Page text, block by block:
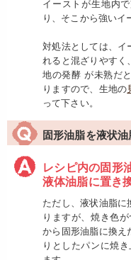
イーストが生地内
り、そこから強いイ
対処法としては、イ
れると混ざりやすく
地の発酵 が未熟だ
りますので、生地の
って下さい。
固形油脂を液状
レシピ内の固形
液体油脂に置き
ただし、液状油脂
りますが、焼き色
から固形油脂に換え
りとしたパンに焼